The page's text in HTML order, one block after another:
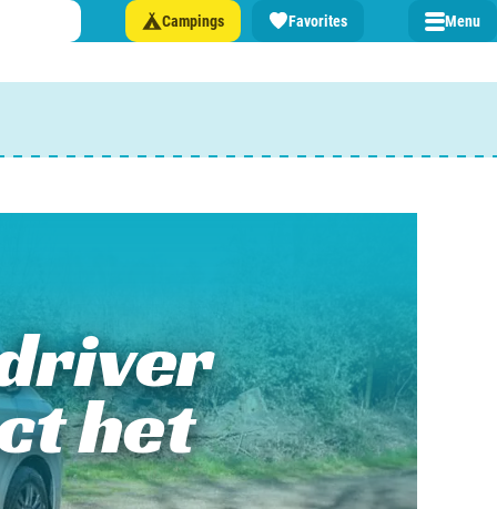
Campings Favorites Menu
over …
het